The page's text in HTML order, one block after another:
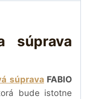
súprava
súprava FABIO
bude istotne